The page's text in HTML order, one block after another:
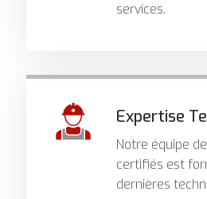
services.
Expertise
Notre équipe
certifiés est
dernières